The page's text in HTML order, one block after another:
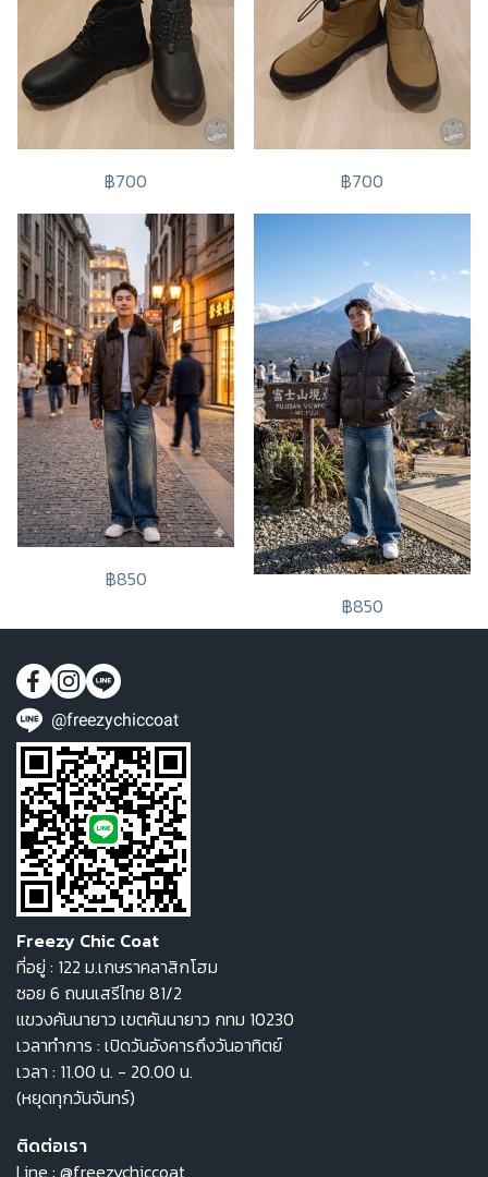
฿700 ฿700
฿850
฿850
@freezychiccoat
Freezy Chic Coat
ที่อยู่ : 122 ม.เกษราคลาสิกโฮม
ซอย 6 ถนนเสรีไทย 81/2
แขวงคันนายาว เขตคันนายาว กทม 10230
เวลาทำการ : เปิดวันอังคารถึงวันอาทิตย์
เวลา : 11.00 น. - 20.00 น.
(หยุดทุกวันจันทร์)
ติดต่อเรา